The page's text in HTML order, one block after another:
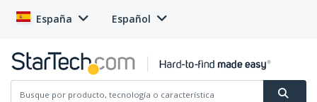
España Español